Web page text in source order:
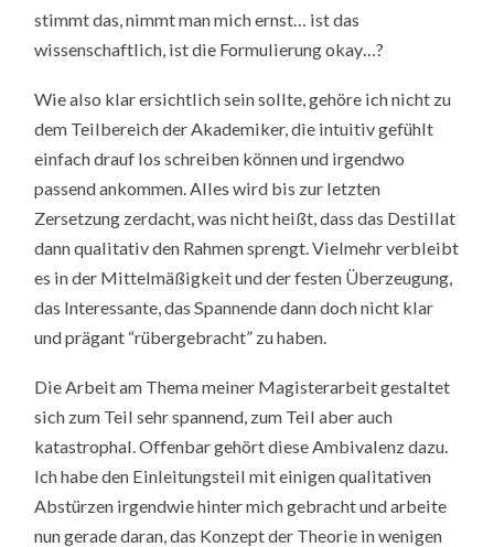
stimmt das, nimmt man mich ernst… ist das
wissenschaftlich, ist die Formulierung okay…?
Wie also klar ersichtlich sein sollte, gehöre ich nicht zu
dem Teilbereich der Akademiker, die intuitiv gefühlt
einfach drauf los schreiben können und irgendwo
passend ankommen. Alles wird bis zur letzten
Zersetzung zerdacht, was nicht heißt, dass das Destillat
dann qualitativ den Rahmen sprengt. Vielmehr verbleibt
es in der Mittelmäßigkeit und der festen Überzeugung,
das Interessante, das Spannende dann doch nicht klar
und prägant “rübergebracht” zu haben.
Die Arbeit am Thema meiner Magisterarbeit gestaltet
sich zum Teil sehr spannend, zum Teil aber auch
katastrophal. Offenbar gehört diese Ambivalenz dazu.
Ich habe den Einleitungsteil mit einigen qualitativen
Abstürzen irgendwie hinter mich gebracht und arbeite
nun gerade daran, das Konzept der Theorie in wenigen